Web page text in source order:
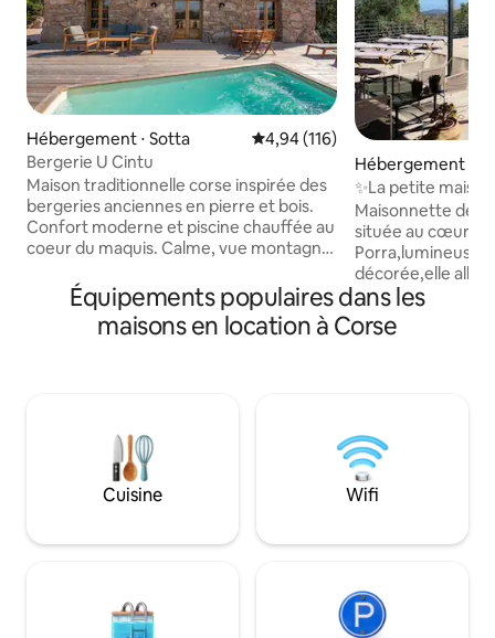
Hébergement ⋅ Sotta Évaluation moyenne sur la
4,94 (116)
Bergerie U Cintu
Maison traditionnelle corse inspirée des
bergeries anciennes en pierre et bois.
Confort moderne et piscine chauffée au
coeur du maquis. Calme, vue montagne
coin cuisine, salon et cheminée et de 2
chambres avec salle d’eau. Il apporte
tout le confort moderne nécessaire
patrimoine et des sites incontournables
Hébergement ⋅
hio
✨La petite maison de
Palombaggia
Maisonnette de
située au cœur
Porra,lumineuse
décorée,elle allie
Palombaggia et
maison dispose
en bois donnant
cuisine
coucher,coin
PRIVATIF SANS
CALME
Équipements populaires dans les
maisons en location à Corse
Cuisine Wifi